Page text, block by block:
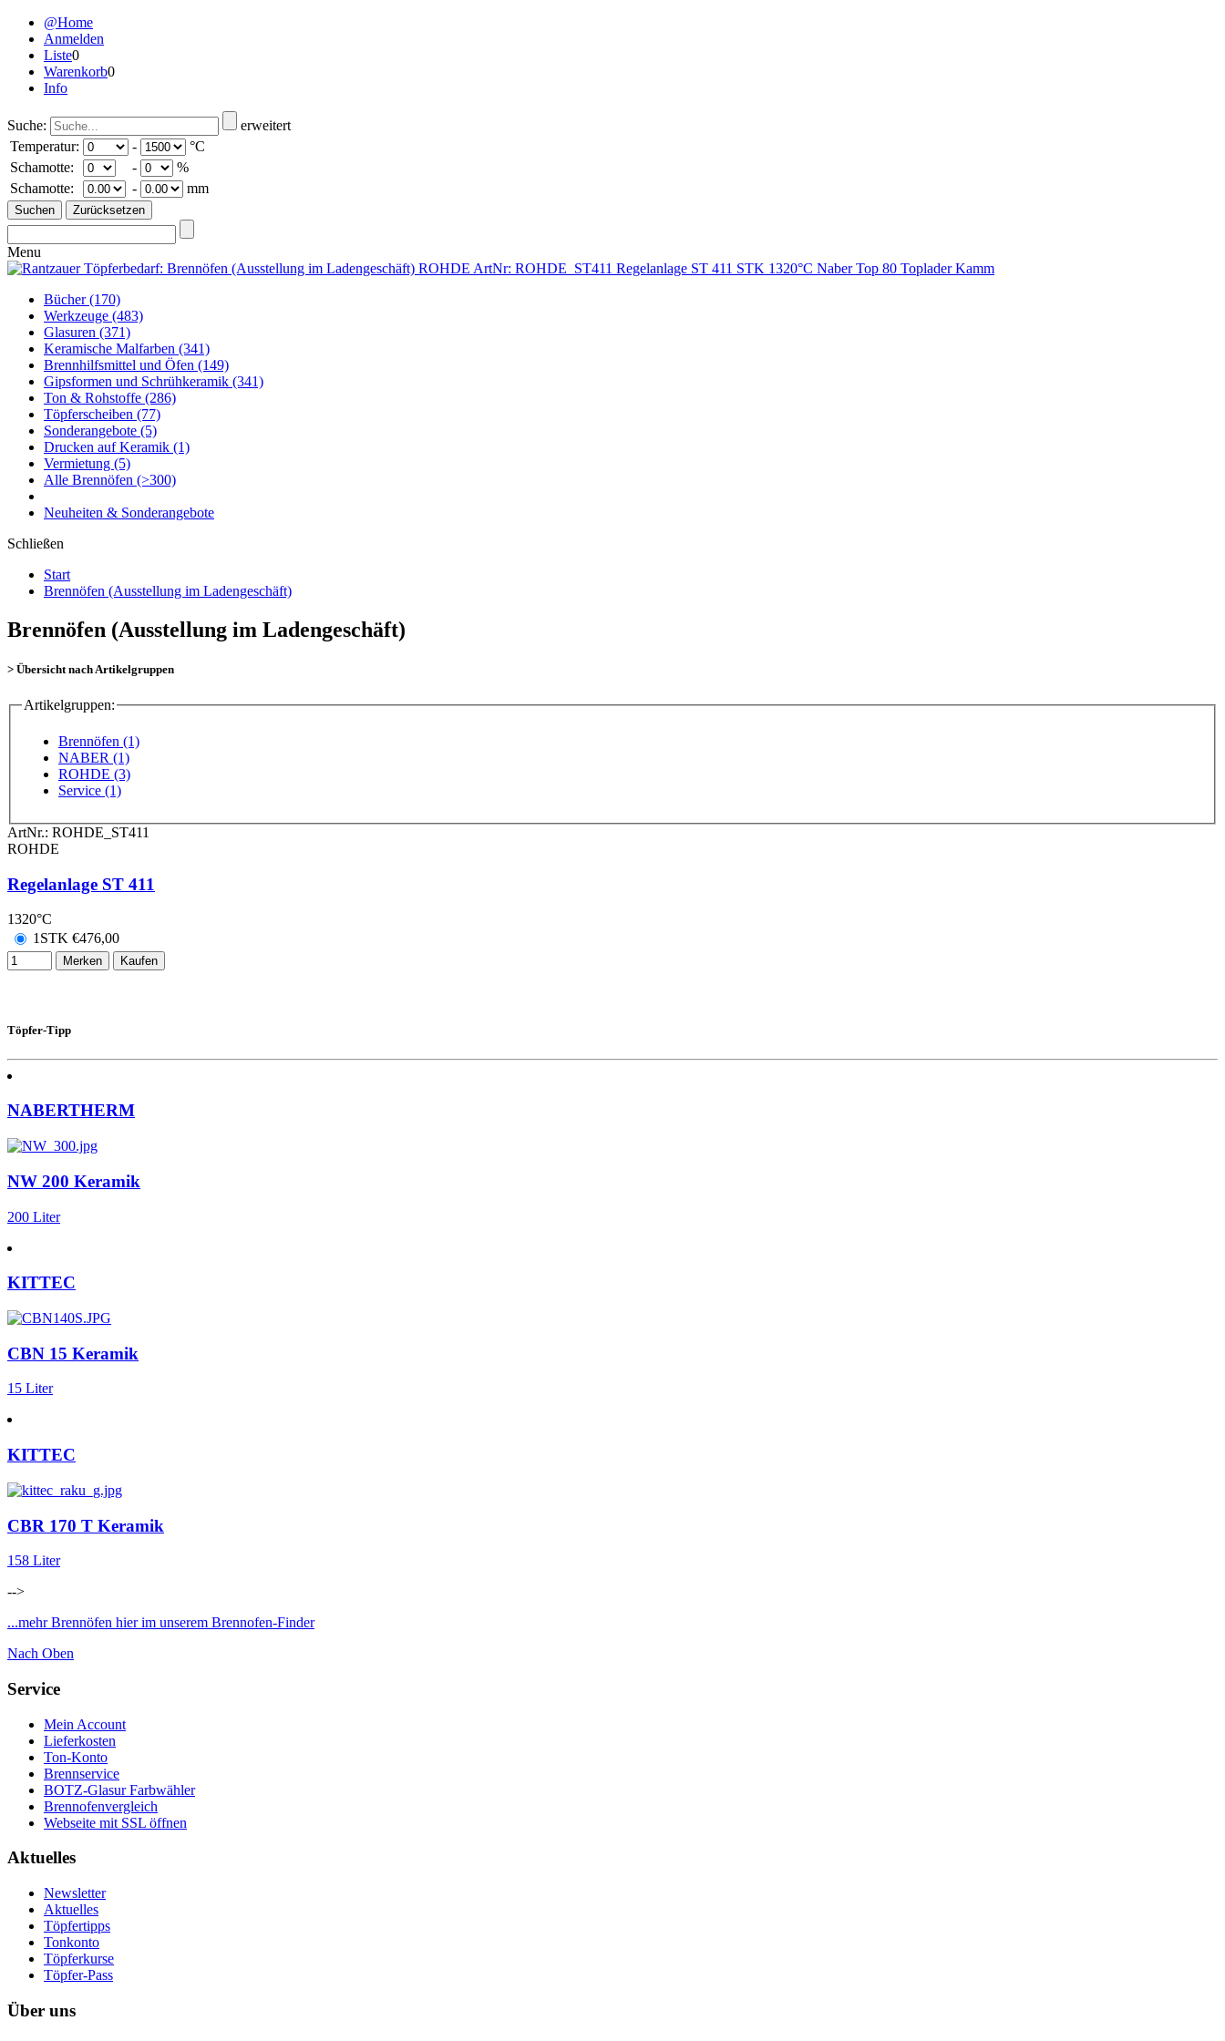
@Home
Anmelden
Liste0
Warenkorb0
Info
Suche:
erweitert
Temperatur:
-
°C
Schamotte:
-
%
Schamotte:
- mm
Menu
Bücher(170)
Werkzeuge (483)
Glasuren (371)
Keramische Malfarben (341)
Brennhilfsmittel und Öfen (149)
Gipsformen und Schrühkeramik (341)
Ton & Rohstoffe (286)
Töpferscheiben (77)
Sonderangebote (5)
Drucken auf Keramik (1)
Vermietung (5)
Alle Brennöfen (>300)
Neuheiten & Sonderangebote
Schließen
Start
Brennöfen (Ausstellung im Ladengeschäft)
Brennöfen (Ausstellung im Ladengeschäft)
> Übersicht nach Artikelgruppen
Artikelgruppen:
Brennöfen (1)
NABER (1)
ROHDE (3)
Service (1)
ArtNr.: ROHDE_ST411
ROHDE
Regelanlage ST 411
1320°C
1STK €476,00
Merken Kaufen
Töpfer-Tipp
NABERTHERM
NW 200 Keramik
200 Liter
KITTEC
CBN 15 Keramik
15 Liter
KITTEC
CBR 170 T Keramik
158 Liter
-->
...mehr Brennöfen hier im unserem Brennofen-Finder
Nach Oben
Service
Mein Account
Lieferkosten
Ton-Konto
Brennservice
BOTZ-Glasur Farbwähler
Brennofenvergleich
Webseite mit SSL öffnen
Aktuelles
Newsletter
Aktuelles
Töpfertipps
Tonkonto
Töpferkurse
Töpfer-Pass
Über uns